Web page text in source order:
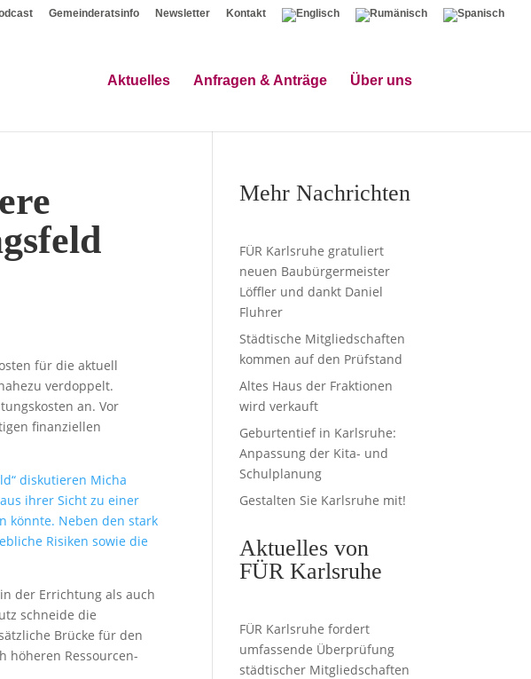
Gemeinderatsinfo Newsletter Kontakt
Aktuelles Anfragen & Anträge Über uns
für die aktuell
verdoppelt.
an. Vor
finanziellen
diskutieren Micha
ihrer Sicht zu einer
könnte. Neben den stark
Risiken sowie die
der Errichtung als auch
schneide die
Brücke für den
höheren Ressourcen-
Mehr Nachrichten
FÜR Karlsruhe gratuliert
neuen Baubürgermeister
Löffler und dankt Daniel
Fluhrer
Städtische Mitgliedschaften
kommen auf den Prüfstand
Altes Haus der Fraktionen
wird verkauft
Geburtentief in Karlsruhe:
Anpassung der Kita- und
Schulplanung
Gestalten Sie Karlsruhe mit!
Aktuelles von
FÜR Karlsruhe
FÜR Karlsruhe fordert
umfassende Überprüfung
städtischer Mitgliedschaften